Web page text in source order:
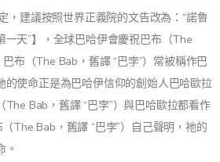
，建議按照世界正義院的文告改為：“諾魯
天”】，全球巴哈伊會慶祝巴布（The
布（The Bab，舊譯 “巴孛”）常被稱作巴
的使命正是為巴哈伊信仰的創始人巴哈歐拉
Bab，舊譯 “巴孛”）與巴哈歐拉都看作
The Bab，舊譯 “巴孛”）自己聲明，祂的
。